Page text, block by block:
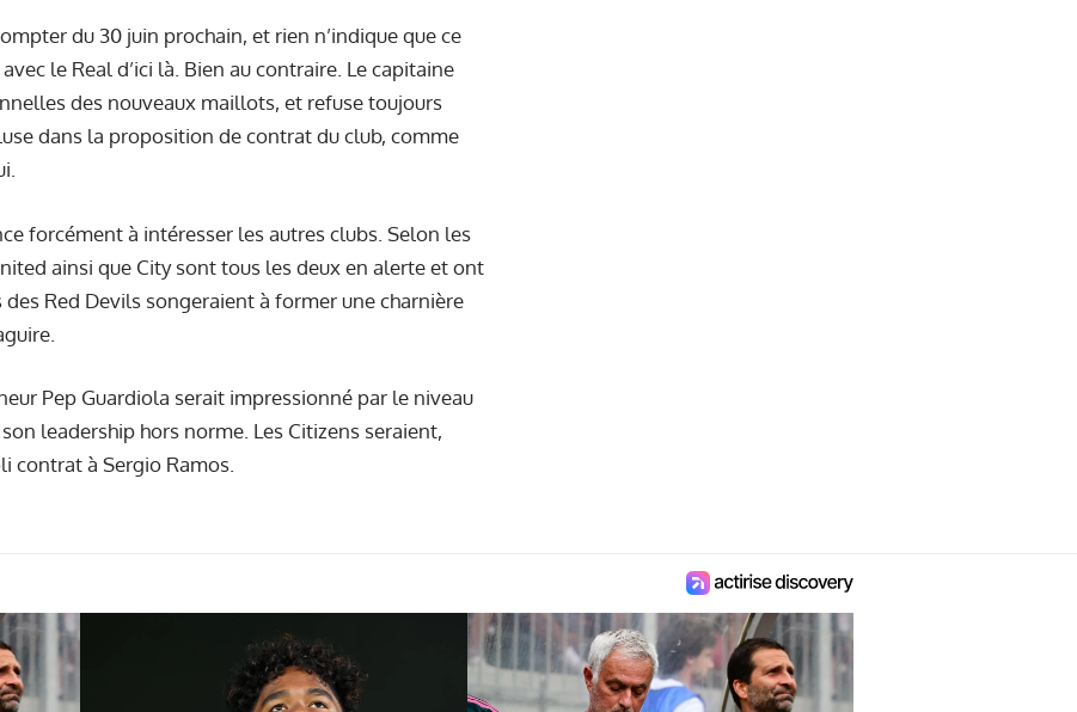
du 30 juin prochain, et rien n’indique que ce
le Real d’ici là. Bien au contraire. Le capitaine
des nouveaux maillots, et refuse toujours
dans la proposition de contrat du club, comme
forcément à intéresser les autres clubs. Selon les
ainsi que City sont tous les deux en alerte et ont
Red Devils songeraient à former une charnière
Pep Guardiola serait impressionné par le niveau
leadership hors norme. Les Citizens seraient,
contrat à Sergio Ramos.